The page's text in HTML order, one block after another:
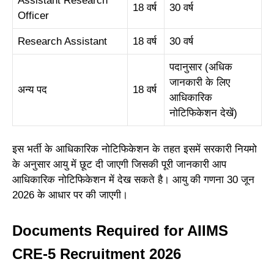
Officer
18 वर्ष 30 वर्ष
Research Assistant 18 वर्ष 30 वर्ष
अन्य पद 18 वर्ष
पदानुसार (अधिक
जानकारी के लिए
आधिकारिक
नोटिफिकेशन देखें)
इस भर्ती के आधिकारिक नोटिफिकेशन के तहत इसमें सरकारी नियमो
के अनुसार आयु में छूट दी जाएगी जिसकी पूरी जानकारी आप
आधिकारिक नोटिफिकेशन में देख सकते है। आयु की गणना 30 जून
2026 के आधार पर की जाएगी।
Documents Required for AIIMS
CRE-5 Recruitment 2026